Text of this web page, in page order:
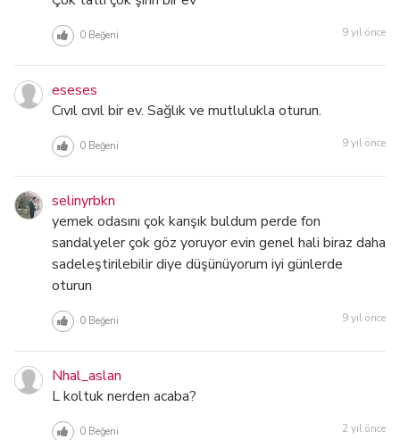
0Beğeni 9 yıl önce
eseses
Cıvıl cıvıl bir ev. Sağlık ve mutlulukla oturun.
0Beğeni 9 yıl önce
selinyrbkn
yemek odasını çok karışık buldum perde fon
sandalyeler çok göz yoruyor evin genel hali biraz daha
sadeleştirilebilir diye düşünüyorum iyi günlerde
oturun
0Beğeni 9 yıl önce
Nhal_aslan
L koltuk nerden acaba?
0Beğeni 2 yıl önce